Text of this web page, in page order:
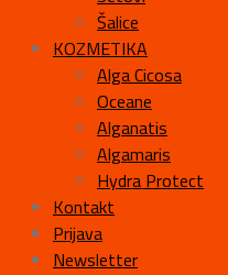
Šalice
KOZMETIKA
Alga Cicosa
Oceane
Alganatis
Algamaris
Hydra Protect
Kontakt
Prijava
Newsletter